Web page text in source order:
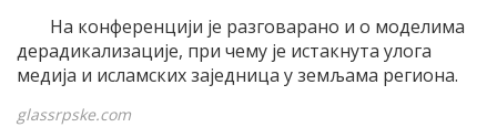
На конференцији је разговарано и о моделима
дерадикализације, при чему је истакнута улога
медија и исламских заједница у земљама региона.
glassrpske.com